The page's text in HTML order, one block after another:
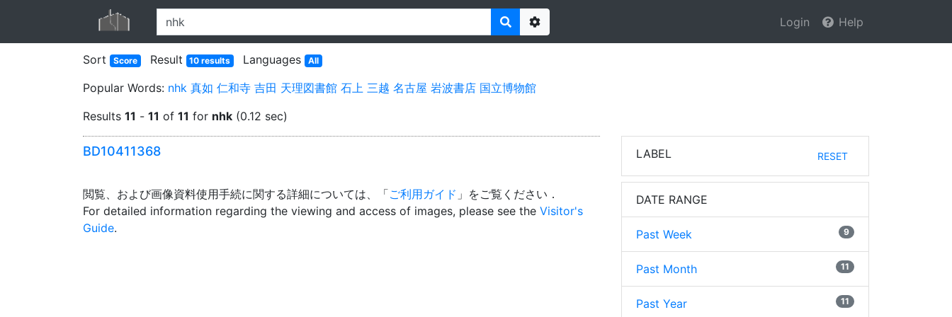
Options
Login Help
Sort Score Result 10 results Languages All
Popular Words: nhk 真如 仁和寺 吉田 天理図書館 石上 三越 名古屋 岩波書店 国立博物館
Results 11 - 11 of 11 for nhk (0.12 sec)
BD10411368
閲覧、および画像資料使用手続に関する詳細については、「ご利用ガイド 」をご覧ください．
For detailed information regarding the viewing and access of images, please see the Visitor's
Guide.
LABEL RESET
DATE RANGE
Past Week 9
Past Month 11
Past Year 11